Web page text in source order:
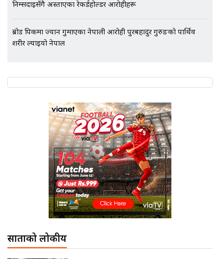
निम्सदाइसँगै अस्ताएका रेकर्डहोल्डर आरोहीहरू
ब्रोड पिकमा ज्यान गुमाएका नेपाली आरोही पुरबहादुर गुरुङको पार्थिव
शरीर ल्याइयो नेपाल
साताको लोकप्रीय